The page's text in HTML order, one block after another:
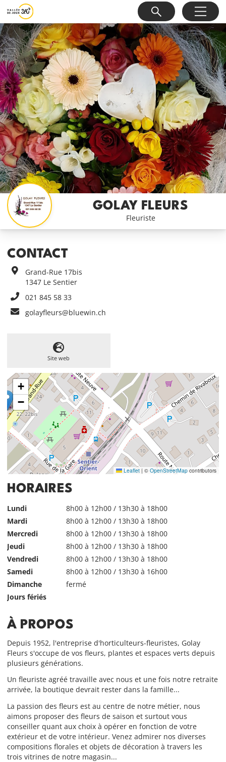
GOLAY FLEURS
Fleuriste
CONTACT
Grand-Rue 17bis
1347 Le Sentier
021 845 58 33
golayfleurs@bluewin.ch
Site web
+
−
Leaflet | ©OpenStreetMap contributors
HORAIRES
Lundi
8h00 à 12h00 / 13h30 à 18h00
Mardi
8h00 à 12h00 / 13h30 à 18h00
Mercredi
8h00 à 12h00 / 13h30 à 18h00
Jeudi
8h00 à 12h00 / 13h30 à 18h00
Vendredi
8h00 à 12h00 / 13h30 à 18h00
Samedi
8h00 à 12h00 / 13h30 à 16h00
Dimanche
fermé
Jours fériés
À PROPOS
Depuis 1952, l'entreprise d'horticulteurs-fleuristes, Golay
Fleurs s'occupe de vos fleurs, plantes et espaces verts depuis
plusieurs générations.
Un fleuriste agréé travaille avec nous et une fois notre retraite
arrivée, la boutique devrait rester dans la famille...
La passion des fleurs est au centre de notre métier, nous
aimons proposer des fleurs de saison et surtout vous
conseiller quant aux choix à opérer en fonction de votre
extérieur et de votre intérieur. Venez admirer nos diverses
compositions florales et objets de décoration à travers les
trois vitrines de notre magasin...